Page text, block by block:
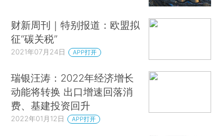
财新周刊｜特别报道：欧盟拟
征“碳关税”
2021年07月24日 APP打开
瑞银汪涛：2022年经济增长
动能将转换 出口增速回落消
费、基建投资回升
2022年01月12日 APP打开